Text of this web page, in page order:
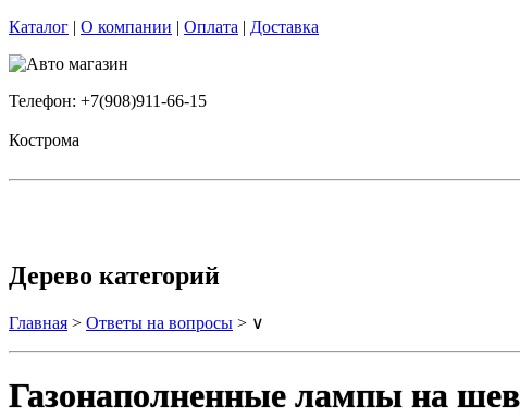
Каталог | О компании | Оплата | Доставка
Телефон: +7(908)911-66-15
Кострома
Дерево категорий
Главная > Ответы на вопросы > ∨
Газонаполненные лампы на